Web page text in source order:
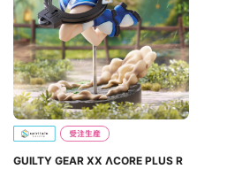
GUILTY GEAR XX ΛCORE PLUS R